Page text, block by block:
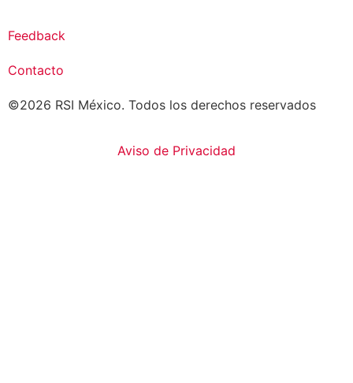
Feedback
Contacto
©2026 RSI México. Todos los derechos reservados
Aviso de Privacidad